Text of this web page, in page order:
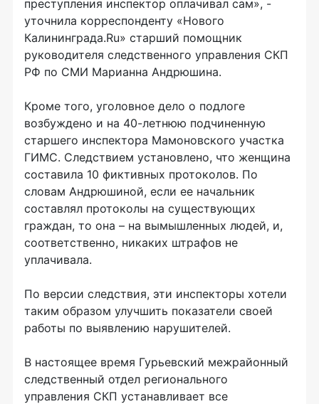
преступления инспектор оплачивал сам», -
уточнила корреспонденту «Нового
Калининграда.Ru» старший помощник
руководителя следственного управления СКП
РФ по СМИ Марианна Андрюшина.
Кроме того, уголовное дело о подлоге
возбуждено и на 40-летнюю подчиненную
старшего инспектора Мамоновского участка
ГИМС. Следствием установлено, что женщина
составила 10 фиктивных протоколов. По
словам Андрюшиной, если ее начальник
составлял протоколы на существующих
граждан, то она – на вымышленных людей, и,
соответственно, никаких штрафов не
уплачивала.
По версии следствия, эти инспекторы хотели
таким образом улучшить показатели своей
работы по выявлению нарушителей.
В настоящее время Гурьевский межрайонный
следственный отдел регионального
управления СКП устанавливает все